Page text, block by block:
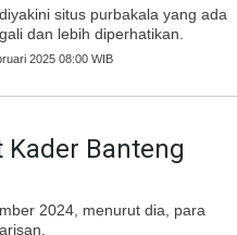
situs purbakala yang ada
dan lebih diperhatikan.
2025 08:00 WIB
Banteng
2024, menurut dia, para